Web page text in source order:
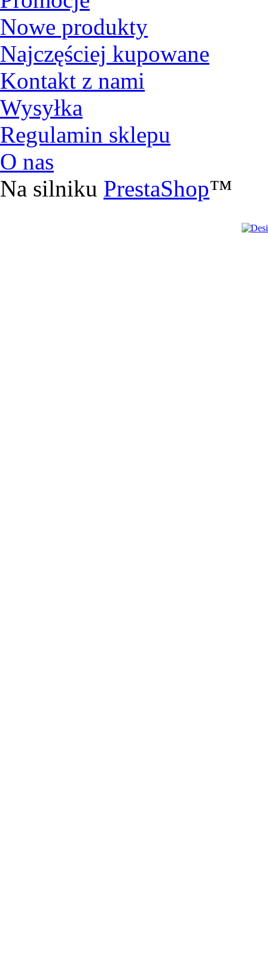
Nowe produkty
Najczęściej kupowane
Kontakt z nami
Wysyłka
Regulamin sklepu
O nas
Na silniku PrestaShop™